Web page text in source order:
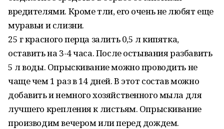
вредителями. Кроме тли, его очень не любят еще
муравьи и слизни.
25 г красного перца залить 0,5 л кипятка,
оставить на 3-4 часа. После остывания разбавить
5 л воды. Опрыcкивание можно проводить не
чаще чем 1 раз в 14 дней. В этот coстав можно
добавить и немного хозяйственного мыла для
лучшего крeпления к листьям. Опрыскивание
производим вечером или перед дождем.